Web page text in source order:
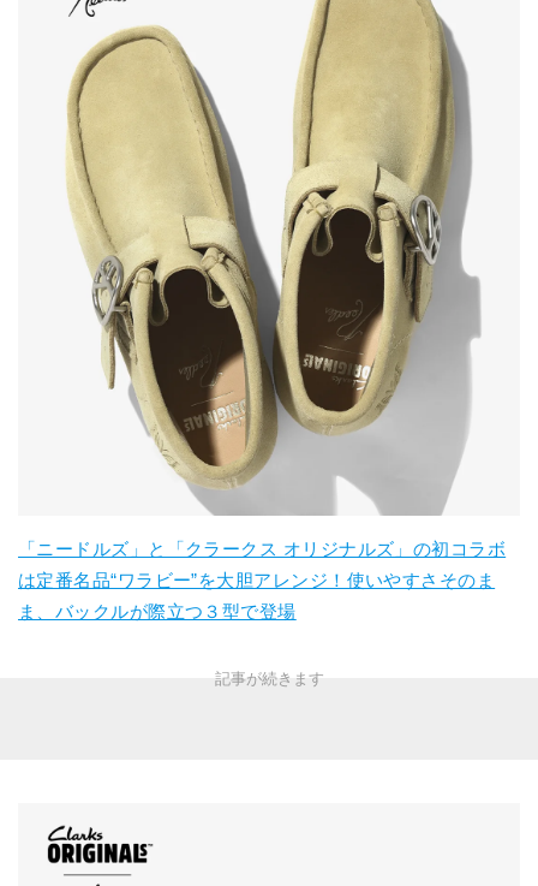
「ニードルズ」と「クラークス オリジナルズ」の初コラボ
は定番名品“ワラビー”を大胆アレンジ！使いやすさそのま
ま、バックルが際立つ３型で登場